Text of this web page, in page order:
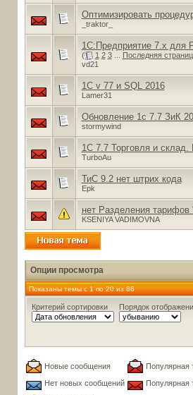
Оптимизировать
_traktor_
1С:Предприятие 7.х для
( 1 2 3... Последняя
vd21
1C v 77 и SQL 2016
Lamer31
Обновление 1с 7.7 ЗиК
stormywind
1С 7.7 Торговля и
TurboAu
ТиС 9.2 нет штрих кода
Epk
нет Разделения
KSENIYA VADIMOVNA
Опции просмотра
Показаны темы с 1 по 20 из 86
Критерий сортировки Порядок
Новые сообщения
Нет новых сообщений
Популярная